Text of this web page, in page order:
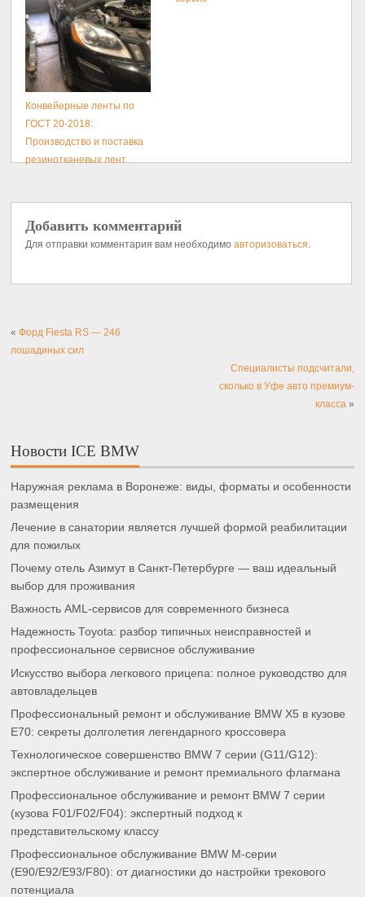
Конвейерные ленты по
ГОСТ 20-2018:
Производство и поставка
резинотканевых лент
Добавить комментарий
Для отправки комментария вам необходимоавторизоваться.
«Форд Fiesta RS — 246
лошадиных сил
Специалисты подсчитали,
сколько в Уфе авто премиум-
класса »
Новости ICE BMW
Наружная реклама в Воронеже: виды, форматы и особенности
размещения
Лечение в санатории является лучшей формой реабилитации
для пожилых
Почему отель Азимут в Санкт-Петербурге — ваш идеальный
выбор для проживания
Важность AML-сервисов для современного бизнеса
Надежность Toyota: разбор типичных неисправностей и
профессиональное сервисное обслуживание
Искусство выбора легкового прицепа: полное руководство для
автовладельцев
Профессиональный ремонт и обслуживание BMW X5 в кузове
E70: секреты долголетия легендарного кроссовера
Технологическое совершенство BMW 7 серии (G11/G12):
экспертное обслуживание и ремонт премиального флагмана
Профессиональное обслуживание и ремонт BMW 7 серии
(кузова F01/F02/F04): экспертный подход к
представительскому классу
Профессиональное обслуживание BMW M-серии
(E90/E92/E93/F80): от диагностики до настройки трекового
потенциала